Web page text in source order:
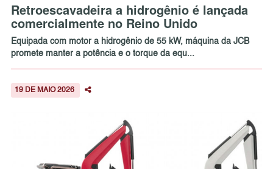
Retroescavadeira a hidrogênio é lançada
comercialmente no Reino Unido
Equipada com motor a hidrogênio de 55 kW, máquina da JCB
promete manter a potência e o torque da equ...
19 DE MAIO 2026